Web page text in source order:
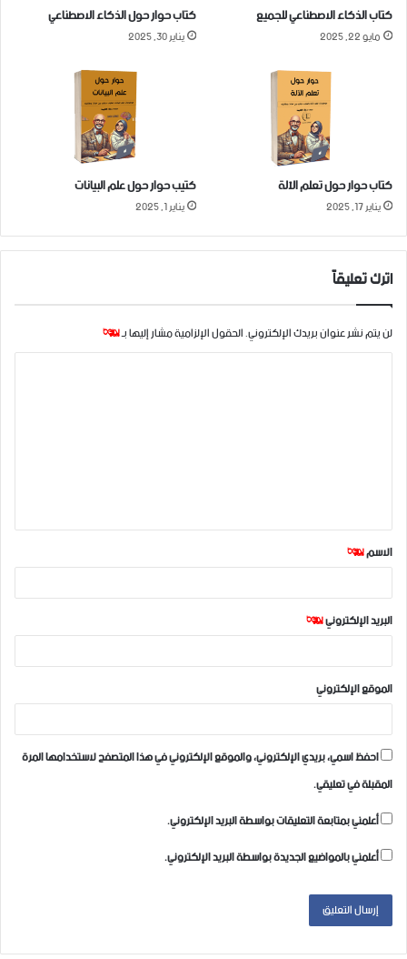
كتاب الذكاء الاصطناعي للجميع
مايو 22, 2025
كتاب حوار حول الذكاء الاصطناعي
يناير 30, 2025
كتاب حوار حول تعلم الآلة
يناير 17, 2025
كتيب حوار حول علم البيانات
يناير 1, 2025
اترك تعليقاً
لن يتم نشر عنوان بريدك الإلكتروني.الحقول الإلزامية مشار إليها بـ*
ق
*
الاسم*
البريد الإلكتروني*
الموقع الإلكتروني
احفظ اسمي، بريدي الإلكتروني، والموقع الإلكتروني في هذا المتصفح لاستخدامها المرة
المقبلة في تعليقي.
أعلمني بمتابعة التعليقات بواسطة البريد الإلكتروني.
أعلمني بالمواضيع الجديدة بواسطة البريد الإلكتروني.